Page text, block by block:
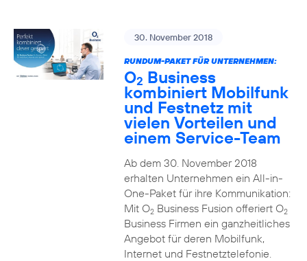
30. November 2018
RUNDUM-PAKET FÜR UNTERNEHMEN:
O2 Business
kombiniert Mobilfunk
und Festnetz mit
vielen Vorteilen und
einem Service-Team
Ab dem 30. November 2018
erhalten Unternehmen ein All-in-
One-Paket für ihre Kommunikation:
Mit O2Business Fusion offeriert O2
Business Firmen ein ganzheitliches
Angebot für deren Mobilfunk,
Internet und Festnetztelefonie.